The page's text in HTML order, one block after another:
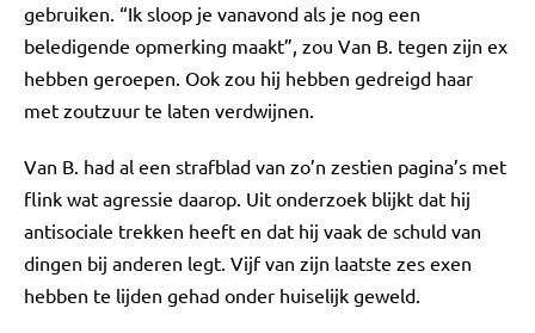
gebruiken. “Ik sloop je vanavond als je nog een
beledigende opmerking maakt”, zou Van B. tegen zijn ex
hebben geroepen. Ook zou hij hebben gedreigd haar
met zoutzuur te laten verdwijnen.
Van B. had al een strafblad van zo’n zestien pagina’s met
flink wat agressie daarop. Uit onderzoek blijkt dat hij
antisociale trekken heeft en dat hij vaak de schuld van
dingen bij anderen legt. Vijf van zijn laatste zes exen
hebben te lijden gehad onder huiselijk geweld.